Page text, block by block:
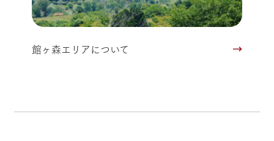
館ヶ森エリアについて